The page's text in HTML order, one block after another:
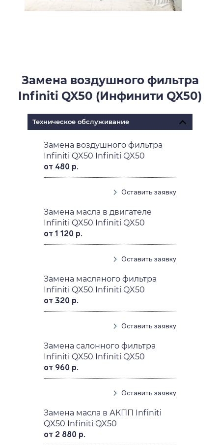
Замена воздушного фильтра
Infiniti QX50 (Инфинити QX50)
Техническое обслуживание
Замена воздушного фильтра
Infiniti QX50 Infiniti QX50
от 480 р.
Оставить заявку
Замена масла в двигателе
Infiniti QX50 Infiniti QX50
от 1 120 р.
Оставить заявку
Замена масляного фильтра
Infiniti QX50 Infiniti QX50
от 320 р.
Оставить заявку
Замена салонного фильтра
Infiniti QX50 Infiniti QX50
от 960 р.
Оставить заявку
Замена масла в АКПП Infiniti
QX50 Infiniti QX50
от 2 880 р.